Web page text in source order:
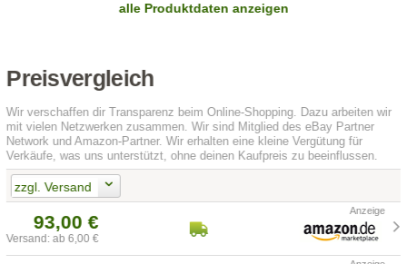
alle Produktdaten anzeigen
Preisvergleich
Wir verschaffen dir Transparenz beim Online-Shopping. Dazu arbeiten wir
mit vielen Netzwerken zusammen. Wir sind Mitglied des eBay Partner
Network und Amazon-Partner. Wir erhalten eine kleine Vergütung für
Verkäufe, was uns unterstützt, ohne deinen Kaufpreis zu beeinflussen.
zzgl. Versand
93,00 €
Versand: ab 6,00 €